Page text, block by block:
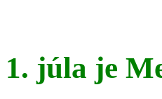
1. júla je